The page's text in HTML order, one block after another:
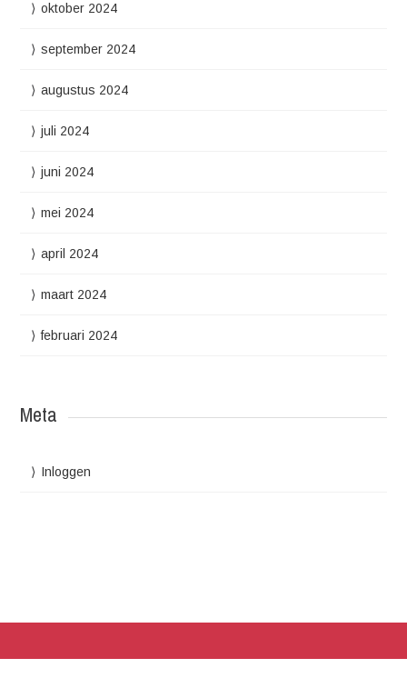
oktober 2024
september 2024
augustus 2024
juli 2024
juni 2024
mei 2024
april 2024
maart 2024
februari 2024
Meta
Inloggen